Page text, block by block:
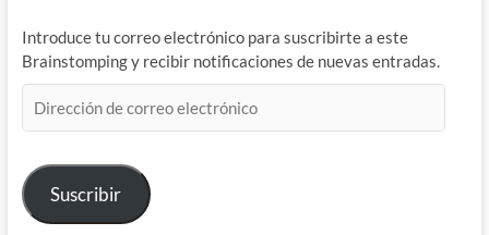
Introduce tu correo electrónico para suscribirte a este
Brainstomping y recibir notificaciones de nuevas entradas.
de
electrónico
Suscribir